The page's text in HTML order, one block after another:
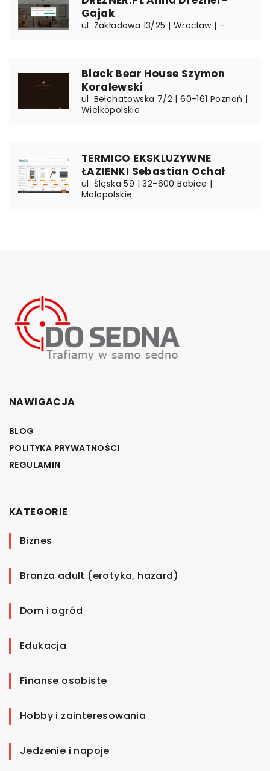
Gajak
ul. Zakładowa 13/25 | Wrocław | -
Black Bear House Szymon
Koralewski
ul. Bełchatowska 7/2 | 60-161 Poznań |
Wielkopolskie
TERMICO EKSKLUZYWNE
ŁAZIENKI Sebastian Ochał
ul. Śląska 59 | 32-600 Babice |
Małopolskie
NAWIGACJA
BLOG
POLITYKA PRYWATNOŚCI
REGULAMIN
KATEGORIE
Biznes
Branża adult (erotyka, hazard)
Dom i ogród
Edukacja
Finanse osobiste
Hobby i zainteresowania
Jedzenie i napoje